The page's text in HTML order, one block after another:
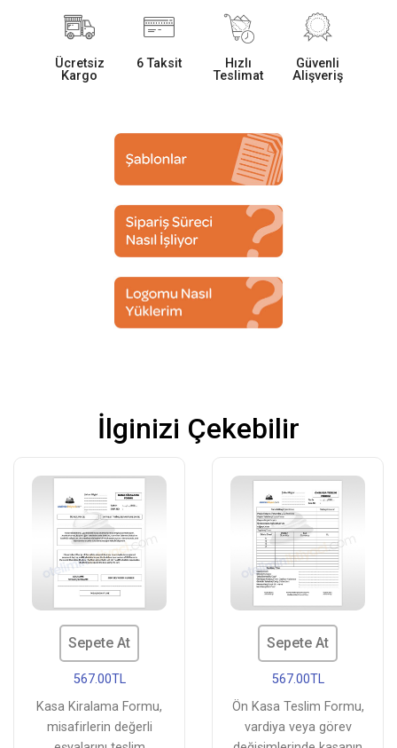
Ücretsiz
Kargo
6 Taksit
Hızlı
Teslimat
Güvenli
Alişveriş
İlginizi Çekebilir
Sepete At
567.00TL
Kasa Kiralama Formu,
misafirlerin değerli
Sepete At
567.00TL
Ön Kasa Teslim Formu,
vardiya veya görev